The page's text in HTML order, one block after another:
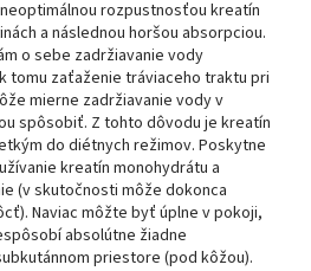
rozpustnosťou kreatín
a následnou horšou absorpciou.
o sebe zadržiavanie vody
tomu zaťaženie tráviaceho traktu pri
mierne zadržiavanie vody v
spôsobiť. Z tohto dôvodu je kreatín
do diétnych režimov. Poskytne
kreatín monohydrátu a
(v skutočnosti môže dokonca
Naviac môžte byť úplne v pokoji,
absolútne žiadne
priestore (pod kôžou).